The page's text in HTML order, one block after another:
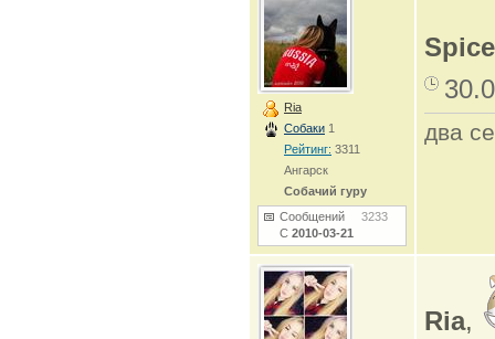
Ria
Собаки 1
Рейтинг: 3311
Ангарск
Собачий гуру
Сообщений 3233
С 2010-03-21
Spice
два
Ria,